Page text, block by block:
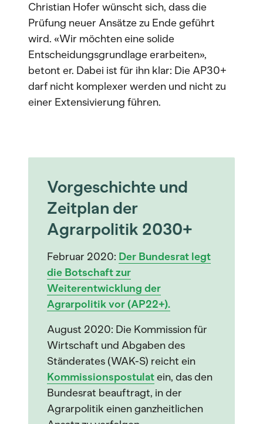
Christian Hofer wünscht sich, dass die
Prüfung neuer Ansätze zu Ende geführt
wird. «Wir möchten eine solide
Entscheidungsgrundlage erarbeiten»,
betont er. Dabei ist für ihn klar: Die AP30+
darf nicht komplexer werden und nicht zu
einer Extensivierung führen.
Vorgeschichte und
Zeitplan der
Agrarpolitik 2030+
Februar 2020: Der Bundesrat legt
die Botschaft zur
Weiterentwicklung der
Agrarpolitik vor (AP22+).
August 2020: Die Kommission für
Wirtschaft und Abgaben des
Ständerates (WAK-S) reicht ein
Kommissionspostulatein, das den
Bundesrat beauftragt, in der
Agrarpolitik einen ganzheitlichen